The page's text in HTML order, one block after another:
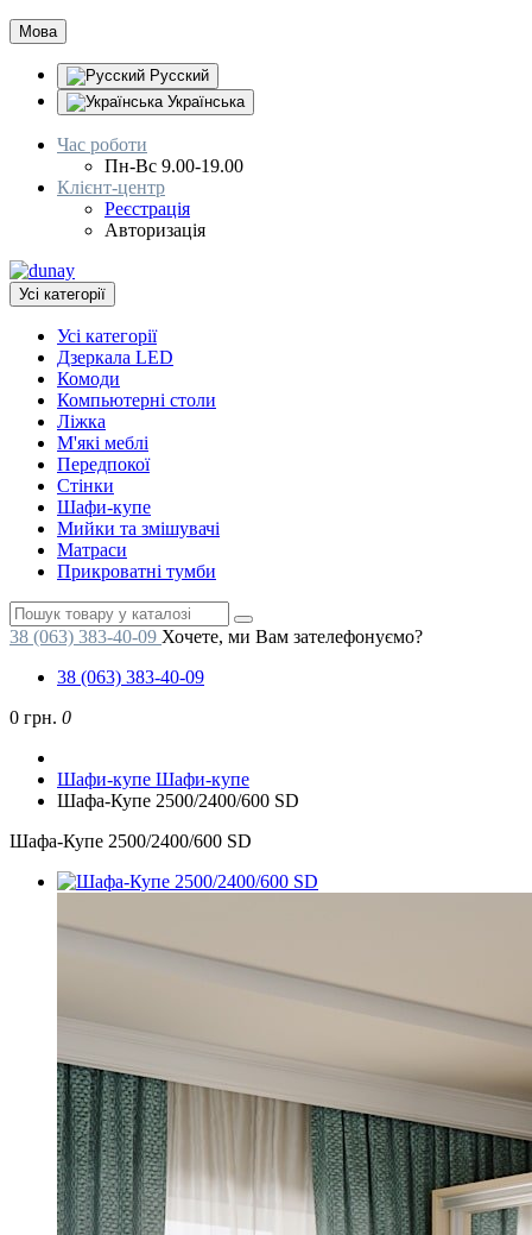
Мова
Русский
Українська
Час роботи
Пн-Вс 9.00-19.00
Клієнт-центр
Реєстрація
Авторизація
Усі категорії
Усі категорії
Дзеркала LED
Комоди
Компьютерні столи
Ліжка
М'які меблі
Передпокої
Стінки
Шафи-купе
Мийки та змішувачі
Матраси
Прикроватні тумби
38 (063) 383-40-09 Хочете, ми Вам зателефонуємо?
38 (063) 383-40-09
0 грн. 0
Шафи-купе Шафи-купе
Шафа-Купе 2500/2400/600 SD
Шафа-Купе 2500/2400/600 SD